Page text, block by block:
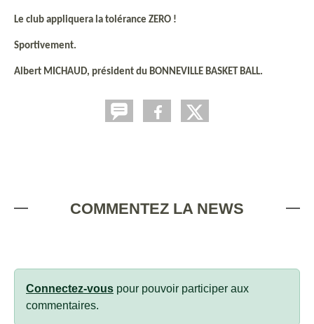
Le club appliquera la tolérance ZERO !
Sportivement.
Albert MICHAUD, président du BONNEVILLE BASKET BALL.
COMMENTEZ LA NEWS
Connectez-vous pour pouvoir participer aux
commentaires.